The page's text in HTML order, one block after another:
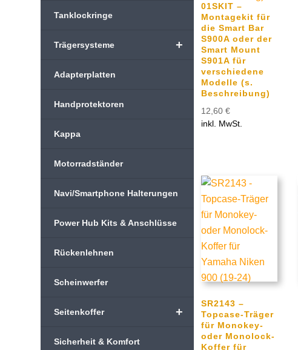
Tanklockringe
+
Trägersysteme
Adapterplatten
Handprotektoren
Kappa
Motorradständer
Navi/Smartphone Halterungen
Power Hub Kits & Anschlüsse
Rückenlehnen
Scheinwerfer
+
Seitenkoffer
Sicherheit & Komfort
01SKIT –
Montagekit für
die Smart Bar
S900A oder der
Smart Mount
S901A für
verschiedene
Modelle (s.
Beschreibung)
12,60 €
inkl. MwSt.
SR2143 –
Topcase-Träger
für Monokey-
oder Monolock-
Koffer für